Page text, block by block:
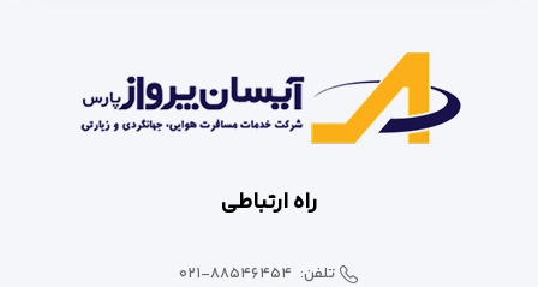
راه ارتباطی
تلفن: ۰۲۱-۸۸۵۴۶۴۵۴